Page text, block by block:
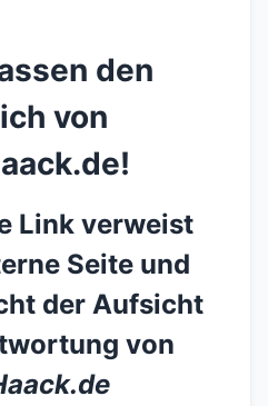
den
von
Link verweist
Seite und
der Aufsicht
von